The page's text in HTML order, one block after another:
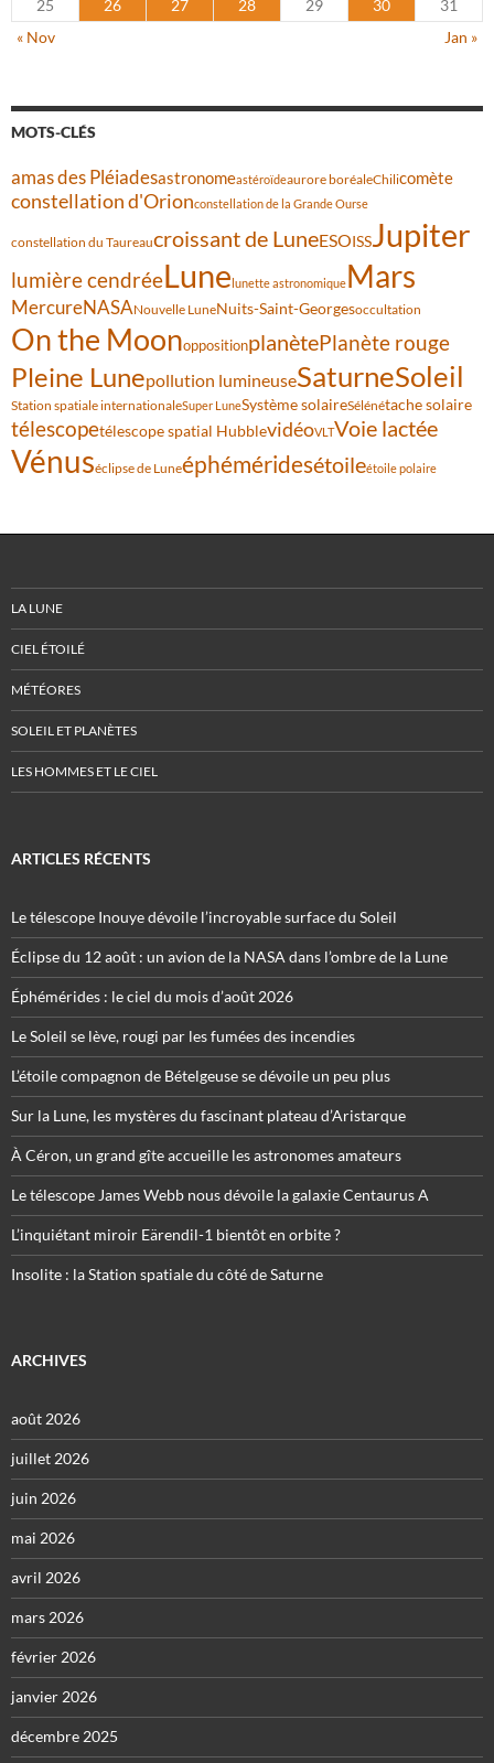
25 26 27 28 29 30
31
« Nov
Jan »
MOTS-CLÉS
amas des Pléiadesastronomeastéroïdeaurore boréaleChilicomète
constellation d'Orionconstellation de la Grande Ourse
constellation du Taureaucroissant de LuneESOISSJupiter
lumière cendréeLune lunette astronomiqueMars
MercureNASANouvelle LuneNuits-Saint-Georgesoccultation
On the MoonoppositionplanètePlanète rouge
Pleine Lunepollution lumineuseSaturneSoleil
Station spatiale internationaleSuper LuneSystème solaireSélénétache solaire
télescopetélescope spatial HubblevidéoVLTVoie lactée
Vénuséclipse de Luneéphéméridesétoileétoile polaire
LA LUNE
CIEL ÉTOILÉ
MÉTÉORES
SOLEIL ET PLANÈTES
LES HOMMES ET LE CIEL
ARTICLES RÉCENTS
Le télescope Inouye dévoile l’incroyable surface du Soleil
Éclipse du 12 août : un avion de la NASA dans l’ombre de la Lune
Éphémérides : le ciel du mois d’août 2026
Le Soleil se lève, rougi par les fumées des incendies
L’étoile compagnon de Bételgeuse se dévoile un peu plus
Sur la Lune, les mystères du fascinant plateau d’Aristarque
À Céron, un grand gîte accueille les astronomes amateurs
Le télescope James Webb nous dévoile la galaxie Centaurus A
L’inquiétant miroir Eärendil-1 bientôt en orbite ?
Insolite : la Station spatiale du côté de Saturne
ARCHIVES
août 2026
juillet 2026
juin 2026
mai 2026
avril 2026
mars 2026
février 2026
janvier 2026
décembre 2025